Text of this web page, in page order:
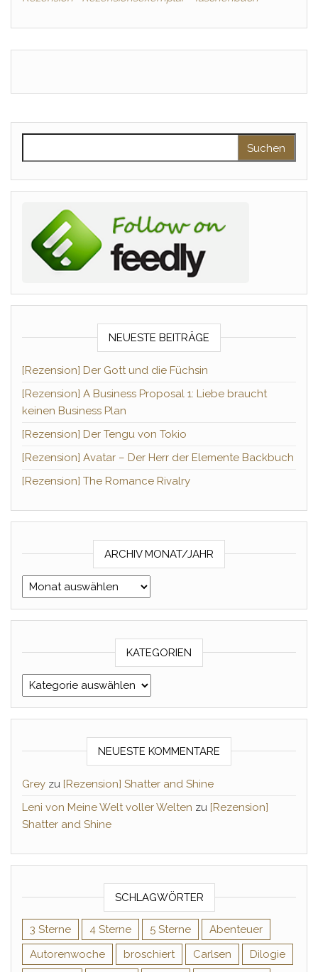
NEUESTE BEITRÄGE
[Rezension] Der Gott und die Füchsin
[Rezension] A Business Proposal 1: Liebe braucht
keinen Business Plan
[Rezension] Der Tengu von Tokio
[Rezension] Avatar – Der Herr der Elemente Backbuch
[Rezension] The Romance Rivalry
ARCHIV MONAT/JAHR
Archiv Monat/Jahr
KATEGORIEN
Kategorien
NEUESTE KOMMENTARE
Grey zu [Rezension] Shatter and Shine
Leni von Meine Welt voller Welten zu [Rezension]
Shatter and Shine
SCHLAGWÖRTER
3 Sterne 4 Sterne 5 Sterne
Abenteuer
Autorenwoche
broschiert Carlsen
Dilogie